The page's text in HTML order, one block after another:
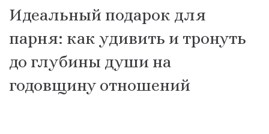
Идеальный подарок для
парня: как удивить и тронуть
до глубины души на
годовщину отношений